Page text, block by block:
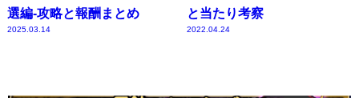
選編-攻略と報酬まとめ
2025.03.14
と当たり考察
2022.04.24